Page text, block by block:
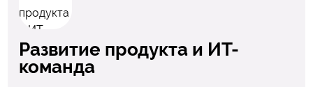
Развитие продукта и ИТ-
команда